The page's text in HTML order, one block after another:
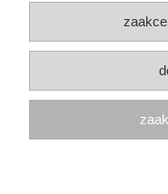
Numer konta
1000
Paulina